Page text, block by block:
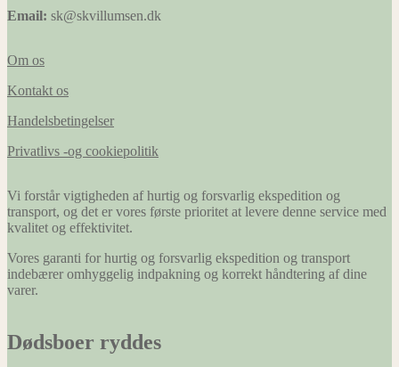
Email: sk@skvillumsen.dk
Om os
Kontakt os
Handelsbetingelser
Privatlivs -og cookiepolitik
Vi forstår vigtigheden af hurtig og forsvarlig ekspedition og
transport, og det er vores første prioritet at levere denne service med
kvalitet og effektivitet.
Vores garanti for hurtig og forsvarlig ekspedition og transport
indebærer omhyggelig indpakning og korrekt håndtering af dine
varer.
Dødsboer ryddes